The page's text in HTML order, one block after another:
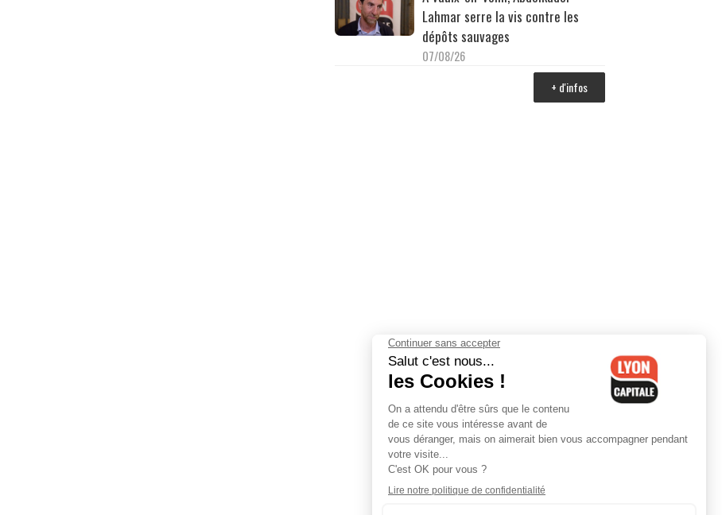
Lahmar serre la vis contre les
dépôts sauvages
07/08/26
+ d'infos